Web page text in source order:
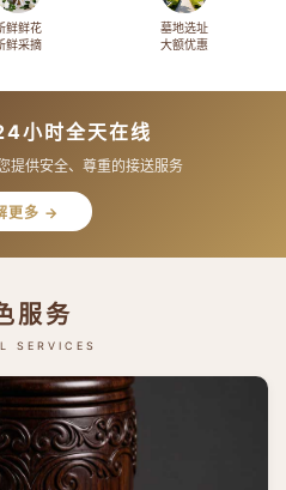
鲜鲜花
鲜采摘
墓地选址
大额优惠
小时全天在线
提供安全、尊重的接送服务
更多 →
服务
SERVICES